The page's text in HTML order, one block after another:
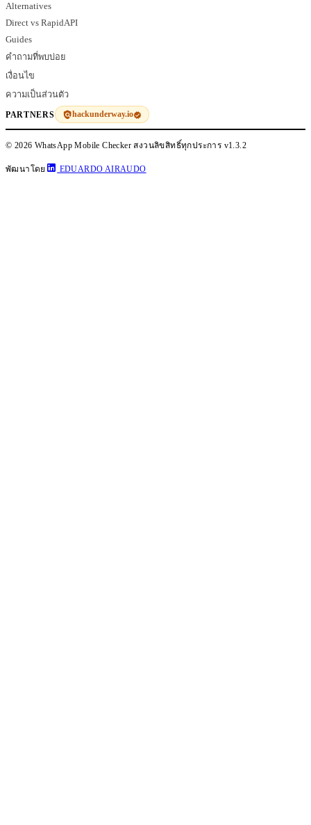
Alternatives
Direct vs RapidAPI
Guides
คำถามที่พบบ่อย
เงื่อนไข
ความเป็นส่วนตัว
PARTNERS hackunderway.io
© 2026 WhatsApp Mobile Checker สงวนลิขสิทธิ์ทุกประการ v1.3.2
พัฒนาโดย EDUARDO AIRAUDO